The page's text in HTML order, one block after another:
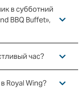
в субботний
BBQ Buffet»,
час?
Royal Wing?